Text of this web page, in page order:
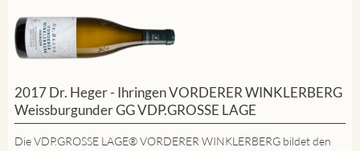
2017 Dr. Heger - Ihringen VORDERER WINKLERBERG
Weissburgunder GG VDP.GROSSE LAGE
Die VDP.GROSSE LAGE® VORDERER WINKLERBERG bildet den